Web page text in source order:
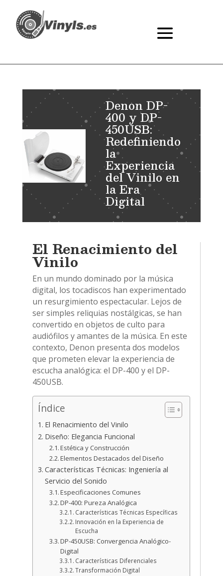
Denon DP-
400 y DP-
450USB:
Redefiniendo
la
Experiencia
del Vinilo en
la Era
Digital
El Renacimiento del
Vinilo
En un mundo dominado por la música
digital, los tocadiscos han experimentado
un resurgimiento espectacular. Lejos de
ser simples reliquias nostálgicas, se han
convertido en objetos de culto para
audiófilos y amantes de la música. En este
contexto, Denon presenta dos modelos
que prometen elevar la experiencia de
escucha analógica: el DP-400 y el DP-
450USB.
Índice
El Renacimiento del Vinilo
Diseño: Elegancia Funcional
Estética y Construcción
Elementos Destacados del Diseño
Características Técnicas: Ingeniería al
Servicio del Sonido
Especificaciones Comunes
DP-400: Pureza Analógica
Características Técnicas Específicas
Innovación en la Experiencia de
Escucha
DP-450USB: Convergencia Analógico-
Digital
Características Diferenciales
Transformación Digital